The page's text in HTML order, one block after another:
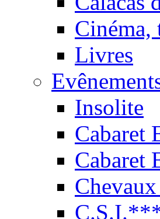
Cinéma,
Livres
Insolite
Cabaret
Cabaret